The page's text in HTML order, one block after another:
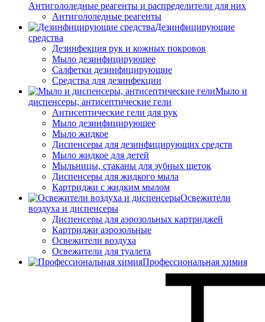
Антигололедные реагенты и распределители для них
Антигололедные реагенты
Дезинфицирующие
средства
Дезинфекция рук и кожных покровов
Мыло дезинфицирующее
Салфетки дезинфицирующие
Средства для дезинфекции
Мыло и
диспенсеры, антисептические гели
Антисептические гели для рук
Мыло дезинфицирующее
Мыло жидкое
Диспенсеры для дезинфицирующих средств
Мыло жидкое для детей
Мыльницы, стаканы для зубных щеток
Диспенсеры для жидкого мыла
Картриджи с жидким мылом
Освежители
воздуха и диспенсеры
Диспенсеры для аэрозольных картриджей
Картриджи аэрозольные
Освежители воздуха
Освежители для туалета
Профессиональная химия